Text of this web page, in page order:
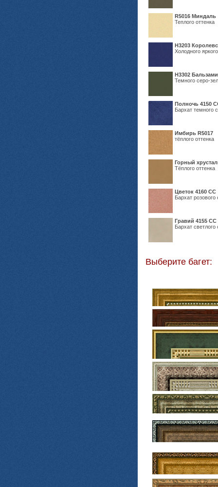
R5016 Миндаль
Теплого оттенка
Н3203
Холодного
Н3302
Темного серо-
Полночь 4150
Бархат темного
Имбирь R5017
тёплого оттенка
Горный
Тёплого оттенка
Цветок 4160 СС
Бархат розового
Гравий 4155 СС
Бархат светлого
Выберите багет: